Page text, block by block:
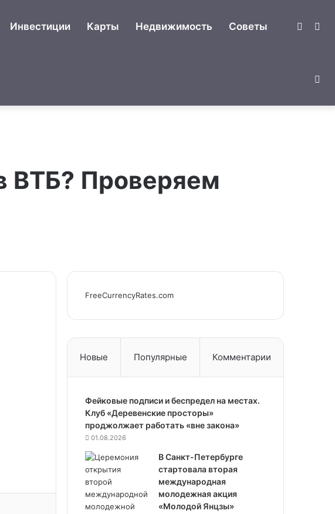
Инвестиции Карты Недвижимость Советы Switch
skin
ВТБ? Проверяем
FreeCurrencyRates.com
Новые Популярные Комментарии
Фейковые подписи и беспредел на местах.
Клуб «Деревенские просторы»
проджолжает работать «вне закона»
01.08.2026
В Санкт-Петербурге
стартовала вторая
международная
молодежная акция
«Молодой Янцзы»